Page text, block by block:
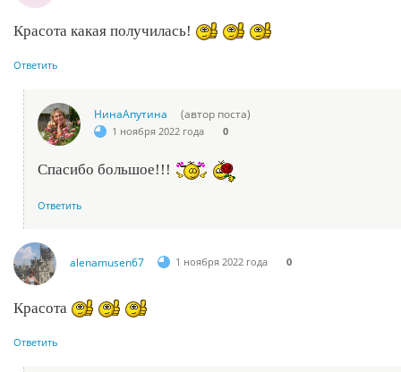
Красота какая получилась!
Ответить
НинаАпутина (автор поста)
1 ноября 2022 года 0
Спасибо большое!!!
Ответить
alenamusen67 1 ноября 2022 года 0
Красота
Ответить